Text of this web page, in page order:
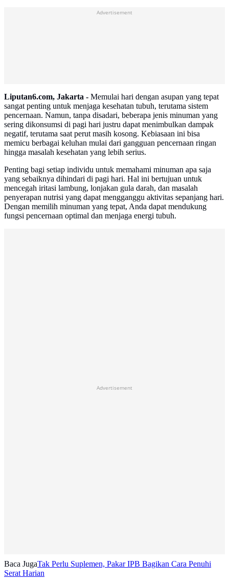
Liputan6.com, Jakarta - Memulai hari dengan asupan yang tepat
sangat penting untuk menjaga kesehatan tubuh, terutama sistem
pencernaan. Namun, tanpa disadari, beberapa jenis minuman yang
sering dikonsumsi di pagi hari justru dapat menimbulkan dampak
negatif, terutama saat perut masih kosong. Kebiasaan ini bisa
memicu berbagai keluhan mulai dari gangguan pencernaan ringan
hingga masalah kesehatan yang lebih serius.
Penting bagi setiap individu untuk memahami minuman apa saja
yang sebaiknya dihindari di pagi hari. Hal ini bertujuan untuk
mencegah iritasi lambung, lonjakan gula darah, dan masalah
penyerapan nutrisi yang dapat mengganggu aktivitas sepanjang hari.
Dengan memilih minuman yang tepat, Anda dapat mendukung
fungsi pencernaan optimal dan menjaga energi tubuh.
Advertisement
Baca JugaTak Perlu Suplemen, Pakar IPB Bagikan Cara Penuhi
Serat Harian